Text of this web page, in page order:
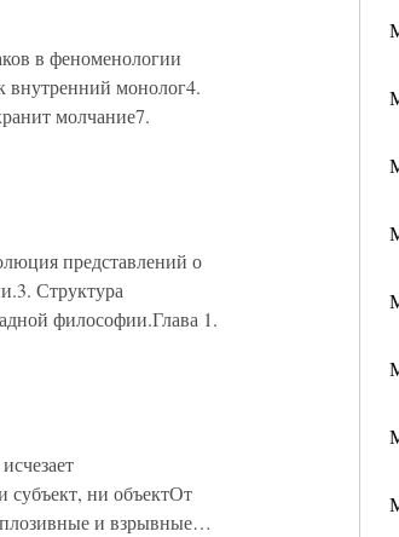
в феноменологии
внутренний монолог4.
молчание7.
представлений о
Структура
философии.Глава 1.
ни объектОт
и взрывные…